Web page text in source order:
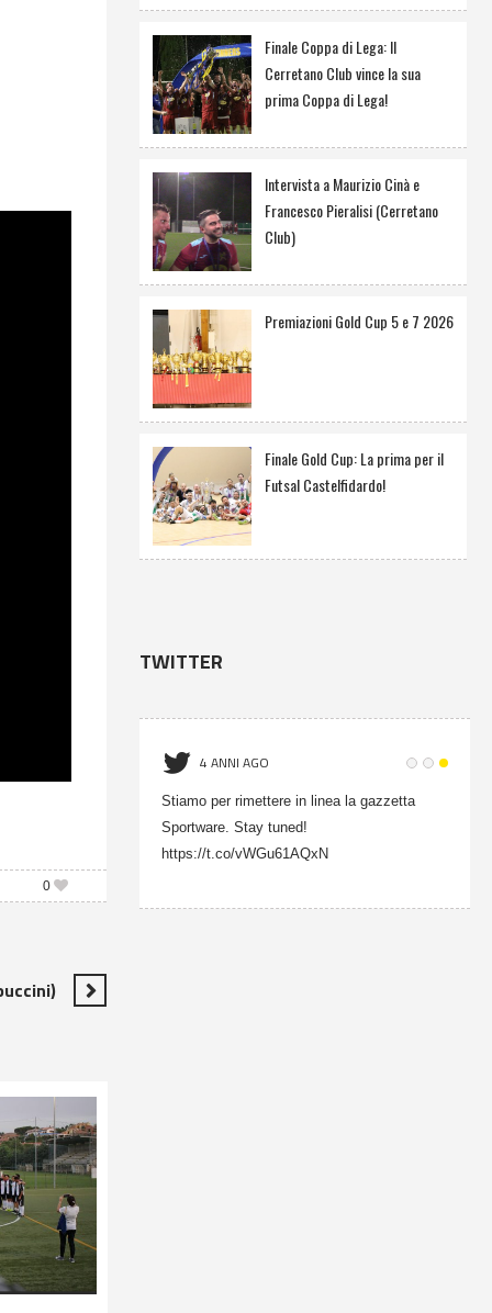
0
Finale Coppa di Lega: Il
Cerretano Club vince la sua
prima Coppa di Lega!
Intervista a Maurizio Cinà e
Francesco Pieralisi (Cerretano
Club)
Premiazioni Gold Cup 5 e 7 2026
Finale Gold Cup: La prima per il
Futsal Castelfidardo!
TWITTER
4 ANNI AGO
Stiamo per rimettere in linea la gazzetta
Sportware. Stay tuned!
https://t.co/vWGu61AQxN